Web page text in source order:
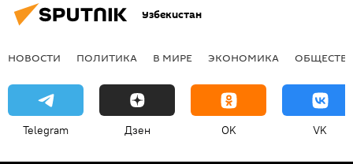
Узбекистан
НОВОСТИ ПОЛИТИКА В МИРЕ ЭКОНОМИКА
Telegram Дзен OK VK